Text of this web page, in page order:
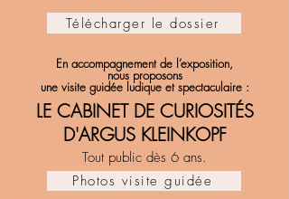
Télécharger le dossier
En accompagnement de l’exposition,
nous proposons
une visite guidée ludique et spectaculaire :
LE CABINET DE CURIOSITÉS
D'ARGUS KLEINKOPF
Tout public dès 6 ans.
Photos visite guidée